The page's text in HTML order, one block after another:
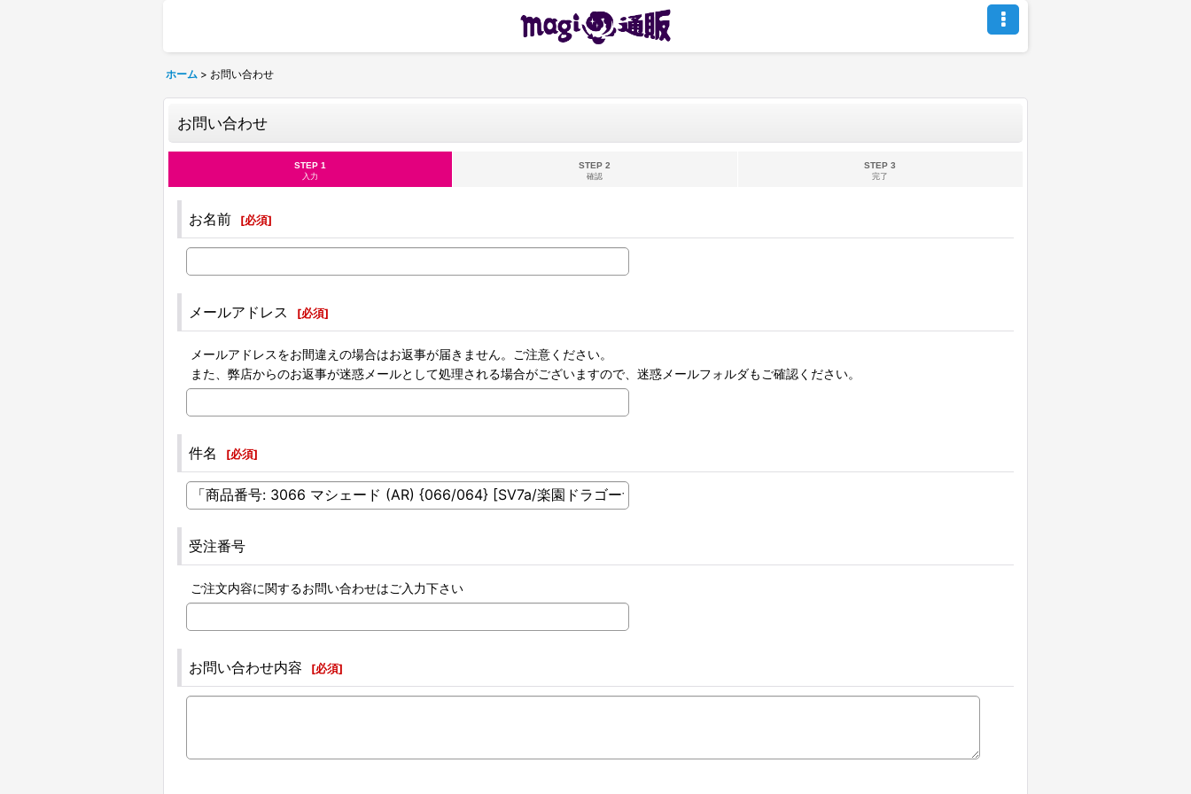
ホーム > お問い合わせ
お問い合わせ
STEP 1
入力
STEP 2
確認
STEP 3
完了
お名前 [必須]
メールアドレス [必須]
メールアドレスをお間違えの場合はお返事が届きません。ご注意ください。
また、弊店からのお返事が迷惑メールとして処理される場合がございますので、迷惑メールフォルダもご確認ください。
件名 [必須]
受注番号
ご注文内容に関するお問い合わせはご入力下さい
お問い合わせ内容 [必須]